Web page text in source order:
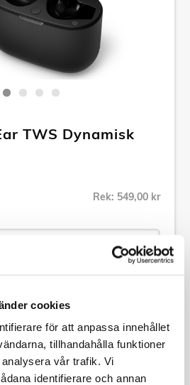
cookies
för att anpassa innehållet
tillhandahålla funktioner
vår trafik. Vi
identifierare och annan
TWS Dynamisk
Rek: 549,00 kr
Philips